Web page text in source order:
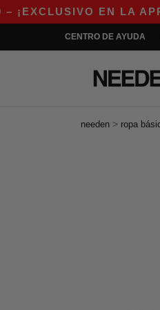
EN LA APP!
CENTRO DE AYUDA
needen > ropa